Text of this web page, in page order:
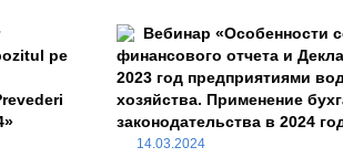
pe
Вебинар «Особенности
финансового отчета и
2023 год предприятиями
хозяйства. Применение
законодательства в 2024
14.03.2024